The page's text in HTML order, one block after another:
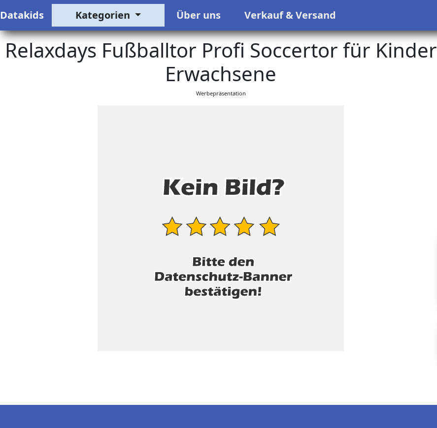
Datakids Kategorien Über uns Verkauf & Versand
Relaxdays Fußballtor Profi Soccertor für Kinder
Erwachsene
Werbepräsentation